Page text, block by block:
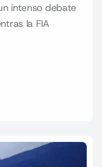
intenso debate
la FIA